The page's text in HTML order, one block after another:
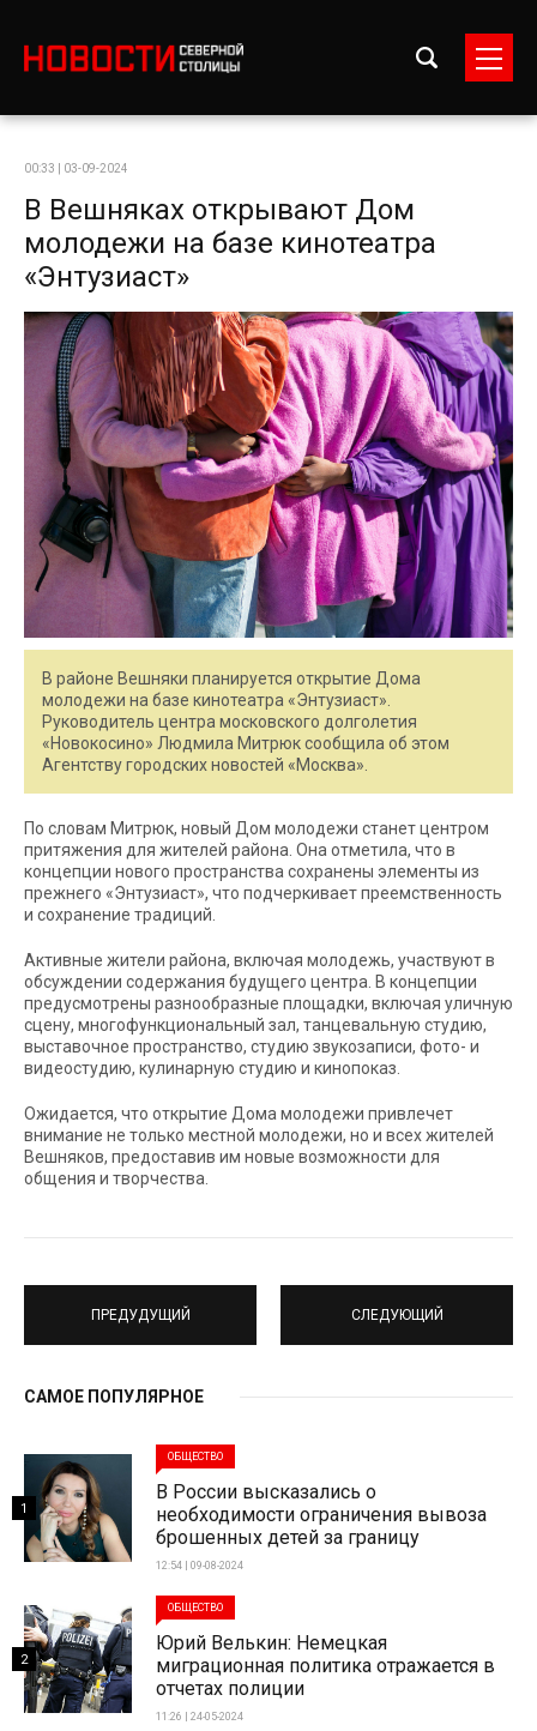
00:33 | 03-09-2024
В Вешняках открывают Дом
молодежи на базе кинотеатра
«Энтузиаст»
В районе Вешняки планируется открытие Дома
молодежи на базе кинотеатра «Энтузиаст».
Руководитель центра московского долголетия
«Новокосино» Людмила Митрюк сообщила об этом
Агентству городских новостей «Москва».
По словам Митрюк, новый Дом молодежи станет центром
притяжения для жителей района. Она отметила, что в
концепции нового пространства сохранены элементы из
прежнего «Энтузиаст», что подчеркивает преемственность
и сохранение традиций.
Активные жители района, включая молодежь, участвуют в
обсуждении содержания будущего центра. В концепции
предусмотрены разнообразные площадки, включая уличную
сцену, многофункциональный зал, танцевальную студию,
выставочное пространство, студию звукозаписи, фото- и
видеостудию, кулинарную студию и кинопоказ.
Ожидается, что открытие Дома молодежи привлечет
внимание не только местной молодежи, но и всех жителей
Вешняков, предоставив им новые возможности для
общения и творчества.
ПРЕДУДУЩИЙ СЛЕДУЮЩИЙ
САМОЕ ПОПУЛЯРНОЕ
ОБЩЕСТВО
В России высказались о
необходимости ограничения вывоза
брошенных детей за границу
12:54 | 09-08-2024
1
ОБЩЕСТВО
Юрий Велькин: Немецкая
миграционная политика отражается в
отчетах полиции
11:26 | 24-05-2024
2